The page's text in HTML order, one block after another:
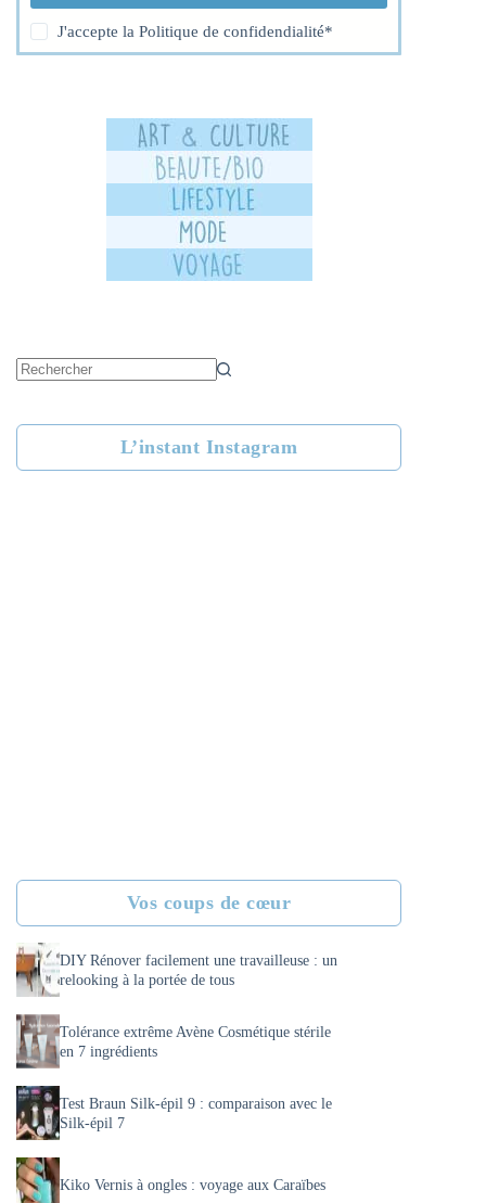
J'accepte laPolitique de confidendialité*
L’instant Instagram
Vos coups de cœur
DIY Rénover facilement une travailleuse : un
relooking à la portée de tous
Tolérance extrême Avène Cosmétique stérile
en 7 ingrédients
Test Braun Silk-épil 9 : comparaison avec le
Silk-épil 7
Kiko Vernis à ongles : voyage aux Caraïbes